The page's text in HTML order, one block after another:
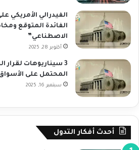
الفيدرالي
الفائدة المتوقع
الاصطناعي”
أكتوبر 28, 2025
3 سيناريوهات لقرار
المحتمل على
سبتمبر 16, 2025
أحدث أفكار التدول